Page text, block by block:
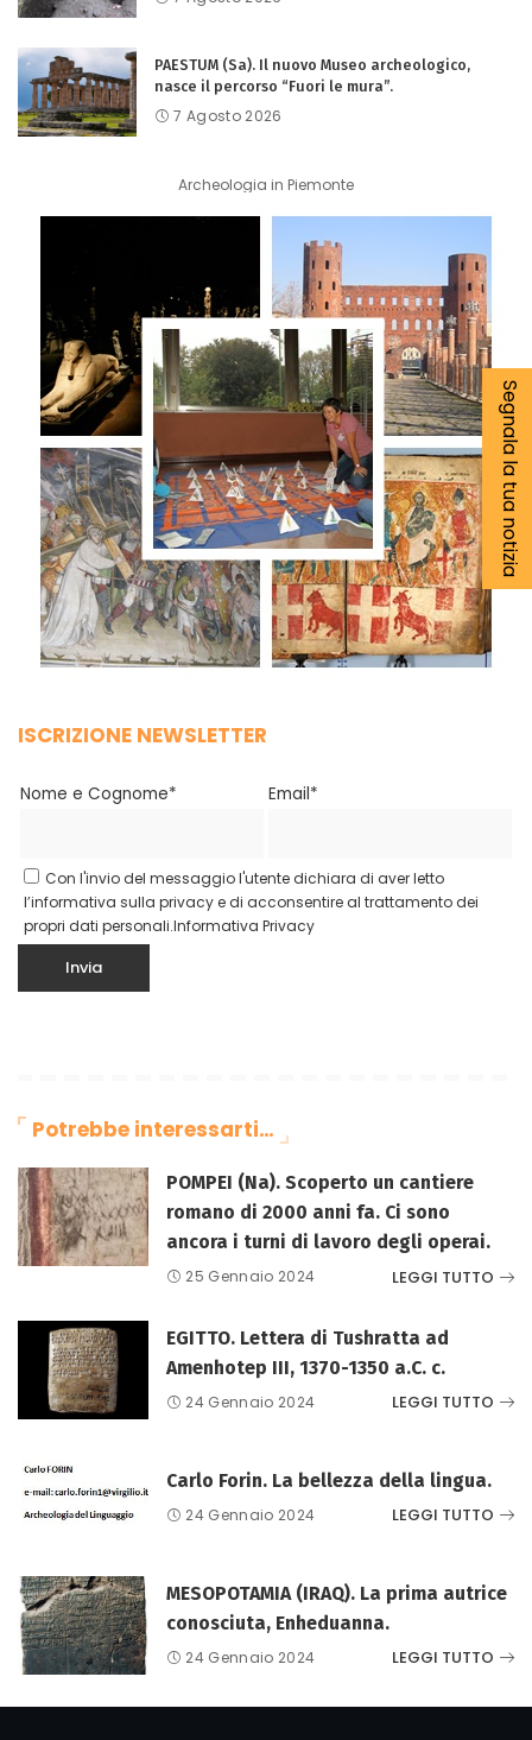
PAESTUM (Sa). Il nuovo Museo archeologico,
nasce il percorso “Fuori le mura”.
7 Agosto 2026
Archeologia in Piemonte
ISCRIZIONE NEWSLETTER
Nome e Cognome* Email*
Con l'invio del messaggio l'utente dichiara di aver letto
l’informativa sulla privacy e di acconsentire al trattamento dei
propri dati personali.Informativa Privacy
Potrebbe interessarti…
POMPEI (Na). Scoperto un cantiere
romano di 2000 anni fa. Ci sono
ancora i turni di lavoro degli operai.
25 Gennaio 2024 LEGGI TUTTO
EGITTO. Lettera di Tushratta ad
Amenhotep III, 1370-1350 a.C. c.
24 Gennaio 2024 LEGGI TUTTO
Carlo Forin. La bellezza della lingua.
24 Gennaio 2024 LEGGI TUTTO
MESOPOTAMIA (IRAQ). La prima autrice
conosciuta, Enheduanna.
24 Gennaio 2024 LEGGI TUTTO
Segnala la tua notizia